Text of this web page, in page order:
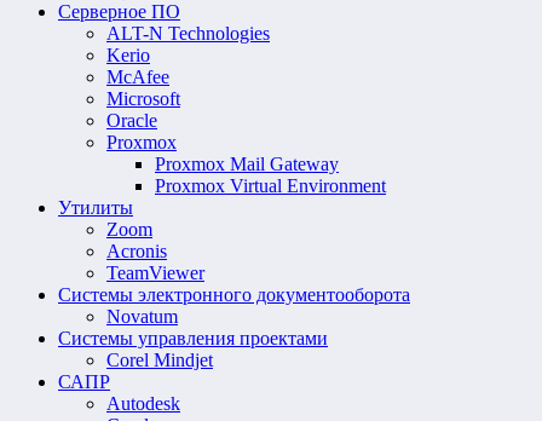
Серверное ПО
ALT-N Technologies
Kerio
McAfee
Microsoft
Oracle
Proxmox
Proxmox Mail Gateway
Proxmox Virtual Environment
Утилиты
Zoom
Acronis
TeamViewer
Системы электронного документооборота
Novatum
Системы управления проектами
Corel Mindjet
САПР
Autodesk